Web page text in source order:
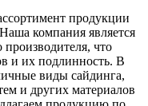
продукции
компания является
что
и их подлинность. В
виды сайдинга,
и других материалов